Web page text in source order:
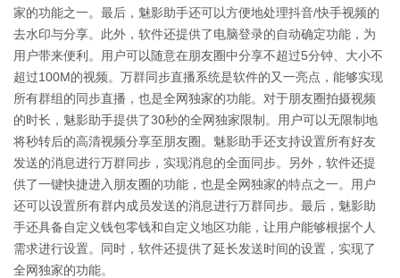
家的功能之一。最后，魅影助手还可以方便地处理抖音/快手视频的
去水印与分享。此外，软件还提供了电脑登录的自动确定功能，为
用户带来便利。用户可以随意在朋友圈中分享不超过5分钟、大小不
超过100M的视频。万群同步直播系统是软件的又一亮点，能够实现
所有群组的同步直播，也是全网独家的功能。对于朋友圈拍摄视频
的时长，魅影助手提供了30秒的全网独家限制。用户可以无限制地
将秒转后的高清视频分享至朋友圈。魅影助手还支持设置所有好友
发送的消息进行万群同步，实现消息的全面同步。另外，软件还提
供了一键快捷进入朋友圈的功能，也是全网独家的特点之一。用户
还可以设置所有群内成员发送的消息进行万群同步。最后，魅影助
手还具备自定义钱包零钱和自定义地区功能，让用户能够根据个人
需求进行设置。同时，软件还提供了延长发送时间的设置，实现了
全网独家的功能。